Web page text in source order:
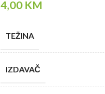
4,00 KM
TEŽINA
IZDAVAČ